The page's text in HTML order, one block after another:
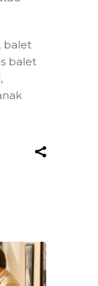
, balet
balet
,